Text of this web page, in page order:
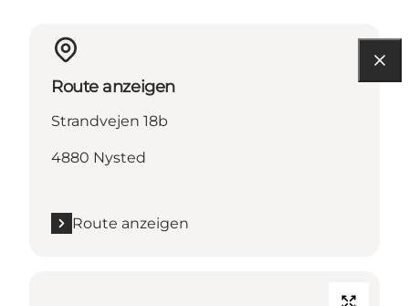
Route anzeigen
Strandvejen 18b
4880 Nysted
Route anzeigen